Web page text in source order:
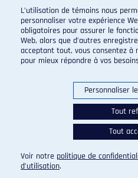
© 2026 Carabins de
Paramètres
L’utilisation de témoins nous
personnaliser votre expérience
obligatoires pour assurer le
Web, alors que d’autres
acceptant tout, vous consentez
pour mieux répondre à vos
Personnaliser
Tout
Tout
Voir notre politique de
d’utilisation.